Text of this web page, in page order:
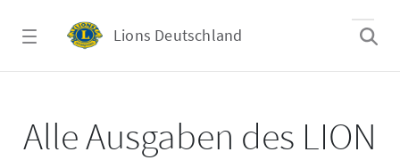
Lions Deutschland
Alle Ausgaben des LION